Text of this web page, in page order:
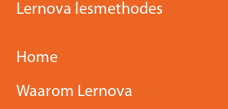
Lernova lesmethodes
Home
Waarom Lernova